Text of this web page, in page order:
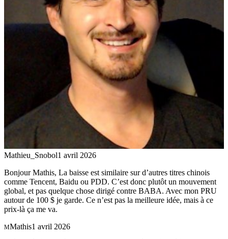
Mathieu_Snobol1 avril 2026
Bonjour Mathis, La baisse est similaire sur d’autres titres chinois
comme Tencent, Baidu ou PDD. C’est donc plutôt un mouvement
global, et pas quelque chose dirigé contre BABA. Avec mon PRU
autour de 100 $ je garde. Ce n’est pas la meilleure idée, mais à ce
prix-là ça me va.
MMathis1 avril 2026